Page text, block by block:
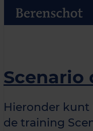
Scenario
Hieronder kunt
de training